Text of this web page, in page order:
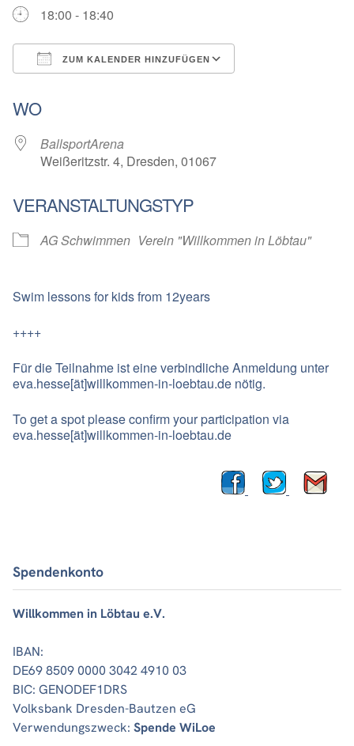
18:00 - 18:40
ZUM KALENDER HINZUFÜGEN
WO
BallsportArena
Weißeritzstr. 4, Dresden, 01067
VERANSTALTUNGSTYP
AG Schwimmen Verein "Willkommen in Löbtau"
Swim lessons for kids from 12years
++++
Für die Teilnahme ist eine verbindliche Anmeldung unter
eva.hesse[ät]willkommen-in-loebtau.de nötig.
To get a spot please confirm your participation via
eva.hesse[ät]willkommen-in-loebtau.de
Spendenkonto
Willkommen in Löbtau e.V.
IBAN:
DE69 8509 0000 3042 4910 03
BIC: GENODEF1DRS
Volksbank Dresden-Bautzen eG
Verwendungszweck: Spende WiLoe